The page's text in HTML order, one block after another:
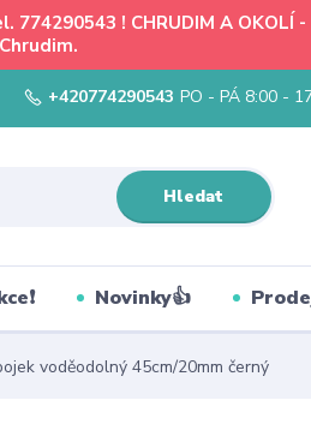
! CHRUDIM A
Chrudim.
Hledat
+420774290543 PO - PÁ 8:00 -
Novinky👍
voděodolný 45cm/20mm černý